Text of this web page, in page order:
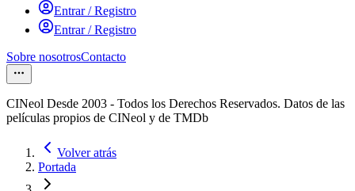
Entrar / Registro
Entrar / Registro
Sobre nosotrosContacto
CINeol Desde 2003 - Todos los Derechos Reservados. Datos de las
películas propios de CINeol y de TMDb
Volver atrás
Portada